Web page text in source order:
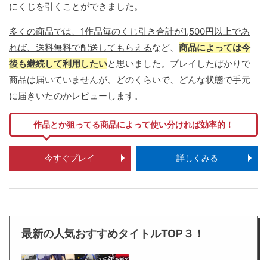
にくじを引くことができました。
多くの商品では、1作品毎のくじ引き合計が1,500円以上であ
れば、送料無料で配送してもらえるなど、 商品によっては今
後も継続して利用したいと思いました。プレイしたばかりで
商品は届いていませんが、どのくらいで、どんな状態で手元
に届きいたのかレビューします。
作品とか狙ってる商品によって使い分ければ効率的！
今すぐプレイ 詳しくみる
最新の人気おすすめタイトルTOP３！